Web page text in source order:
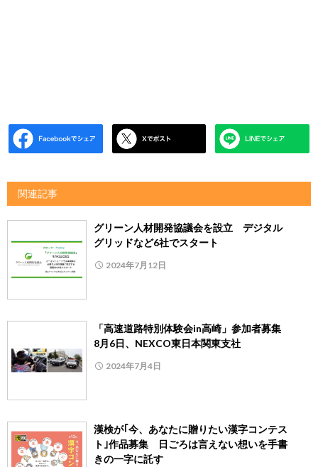
関連記事
グリーン人材開発協議会を設立 デジタル
グリッドなど6社でスタート
2024年7月12日
「高速道路特別体験会in高崎」参加者募集
8月6日、NEXCO東日本関東支社
2024年7月4日
漢検が｢今、あなたに贈りたい漢字コンテス
ト｣作品募集 日ごろは言えない想いを手書
きの一字に託す